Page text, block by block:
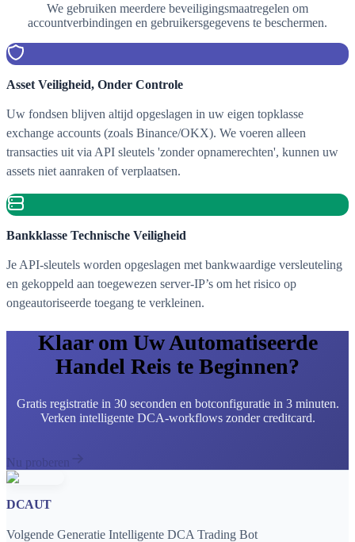
We gebruiken meerdere beveiligingsmaatregelen om
accountverbindingen en gebruikersgegevens te beschermen.
Asset Veiligheid, Onder Controle
Uw fondsen blijven altijd opgeslagen in uw eigen topklasse
exchange accounts (zoals Binance/OKX). We voeren alleen
transacties uit via API sleutels 'zonder opnamerechten', kunnen uw
assets niet aanraken of verplaatsen.
Bankklasse Technische Veiligheid
Je API-sleutels worden opgeslagen met bankwaardige versleuteling
en gekoppeld aan toegewezen server-IP’s om het risico op
ongeautoriseerde toegang te verkleinen.
Klaar om Uw Automatiseerde
Handel Reis te Beginnen?
Gratis registratie in 30 seconden en botconfiguratie in 3 minuten.
Verken intelligente DCA-workflows zonder creditcard.
Nu proberen
DCAUT
Volgende Generatie Intelligente DCA Trading Bot